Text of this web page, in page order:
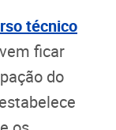
técnico
ficar
do